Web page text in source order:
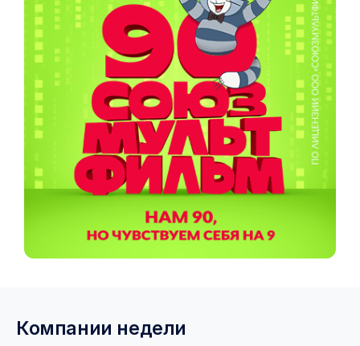
Компании недели